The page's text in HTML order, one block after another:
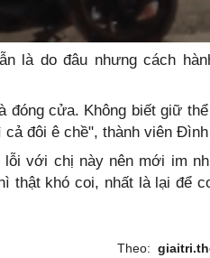
là do đâu nhưng cách
đóng cửa. Không biết giữ
đôi ê chề", thành viên
với chị này nên mới im
thật khó coi, nhất là lại để
Theo: